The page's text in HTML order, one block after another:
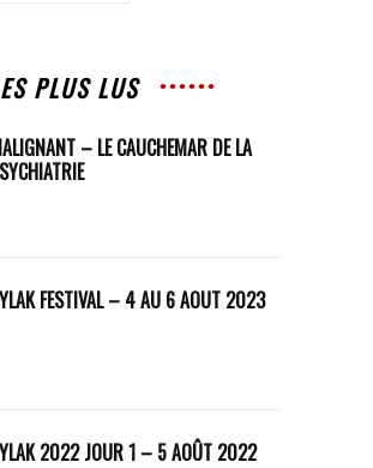
PLUS LUS
– LE CAUCHEMAR DE LA
FESTIVAL – 4 AU 6 AOUT 2023
2022 JOUR 1 – 5 AOÛT 2022